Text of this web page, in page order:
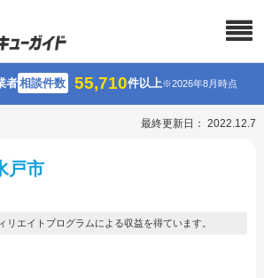
者相談件数 55,710件以上※2026年8月時点
最終更新日： 2022.12.7
戸市
エイトプログラムによる収益を得ています。